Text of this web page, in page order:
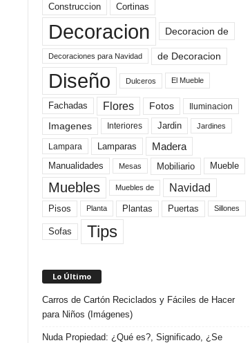
Construccion Cortinas
Decoracion Decoracion de
Decoraciones para Navidad de Decoracion
Diseño Dulceros El Mueble
Fachadas Flores Fotos Iluminacion
Imagenes Interiores Jardin Jardines
Lampara Lamparas Madera
Manualidades Mesas Mobiliario Mueble
Muebles Muebles de Navidad
Pisos Planta Plantas Puertas Sillones
Sofas Tips
Lo Último
Carros de Cartón Reciclados y Fáciles de Hacer
para Niños (Imágenes)
Nuda Propiedad: ¿Qué es?, Significado, ¿Se